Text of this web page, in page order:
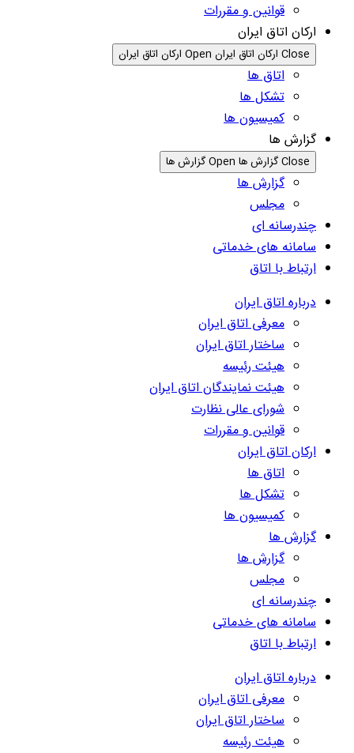
قوانین و مقررات
ارکان اتاق ایران
Close ارکان اتاق ایران Open ارکان اتاق ایران
اتاق ها
تشکل ها
کمیسیون ها
گزارش ها
Close گزارش ها Open گزارش ها
گزارش ها
مجلس
چندرسانه ای
سامانه های خدماتی
ارتباط با اتاق
درباره اتاق ایران
معرفی اتاق ایران
ساختار اتاق ایران
هیئت رئیسه
هیئت نمایندگان اتاق ایران
شورای عالی نظارت
قوانین و مقررات
ارکان اتاق ایران
اتاق ها
تشکل ها
کمیسیون ها
گزارش ها
گزارش ها
مجلس
چندرسانه ای
سامانه های خدماتی
ارتباط با اتاق
درباره اتاق ایران
معرفی اتاق ایران
ساختار اتاق ایران
هیئت رئیسه